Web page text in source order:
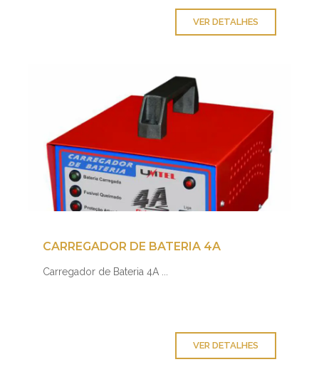
VER DETALHES
CARREGADOR DE BATERIA 4A
Carregador de Bateria 4A ...
VER DETALHES